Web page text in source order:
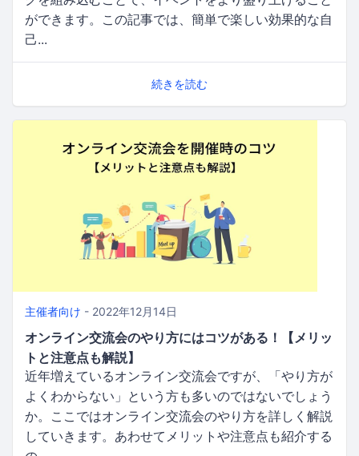
ができます。この記事では、簡単で楽しい効果的な自
己...
続きを読む
主催者向け - 2022年12月14日
オンライン交流会のやり方にはコツがある！【メリッ
トと注意点も解説】
近年増えているオンライン交流会ですが、「やり方が
よくわからない」という方も多いのではないでしょう
か。ここではオンライン交流会のやり方を詳しく解説
していきます。あわせてメリットや注意点も紹介する